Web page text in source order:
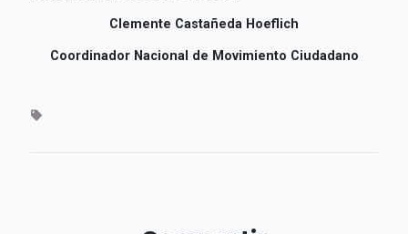
Clemente Castañeda Hoeflich
Coordinador Nacional de Movimiento Ciudadano